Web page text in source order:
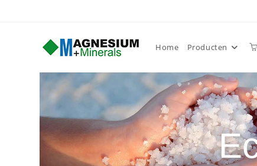
Home Producten